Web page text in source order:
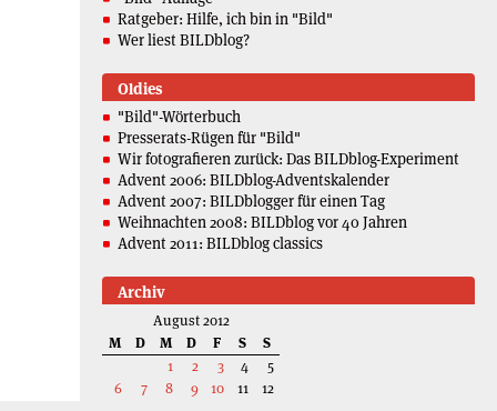
Ratgeber: Hilfe, ich bin in "Bild"
Wer liest BILDblog?
Oldies
"Bild"-Wörterbuch
Presserats-Rügen für "Bild"
Wir fotografieren zurück: Das BILDblog-Experiment
Advent 2006: BILDblog-Adventskalender
Advent 2007: BILDblogger für einen Tag
Weihnachten 2008: BILDblog vor 40 Jahren
Advent 2011: BILDblog classics
Archiv
August 2012
M
D M D F S
S
1
2 3 4
5
6
7 8 9 10 11
12